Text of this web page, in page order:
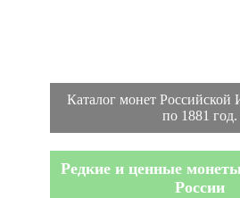
Каталог монет Российской
по 1881 год.
Редкие и ценные
России